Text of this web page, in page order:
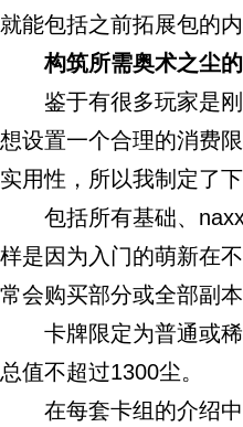
就能包括之前拓展包的内
构筑所需奥术之尘的
鉴于有很多玩家是
想设置一个合理的消费
实用性，所以我制定了
包括所有基础、
样是因为入门的萌新在
常会购买部分或全部副
卡牌限定为普通或
总值不超过1300尘。
在每套卡组的介绍